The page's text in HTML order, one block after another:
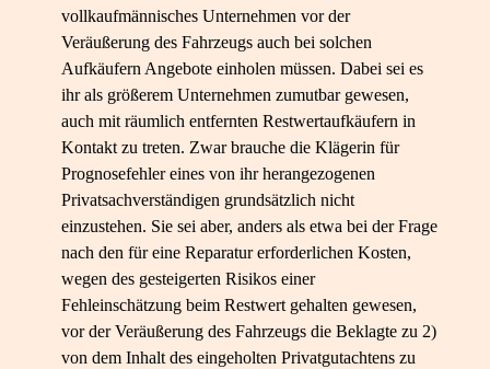
vollkaufmännisches Unternehmen vor der
Veräußerung des Fahrzeugs auch bei solchen
Aufkäufern Angebote einholen müssen. Dabei sei es
ihr als größerem Unternehmen zumutbar gewesen,
auch mit räumlich entfernten Restwertaufkäufern in
Kontakt zu treten. Zwar brauche die Klägerin für
Prognosefehler eines von ihr herangezogenen
Privatsachverständigen grundsätzlich nicht
einzustehen. Sie sei aber, anders als etwa bei der Frage
nach den für eine Reparatur erforderlichen Kosten,
wegen des gesteigerten Risikos einer
Fehleinschätzung beim Restwert gehalten gewesen,
vor der Veräußerung des Fahrzeugs die Beklagte zu 2)
von dem Inhalt des eingeholten Privatgutachtens zu